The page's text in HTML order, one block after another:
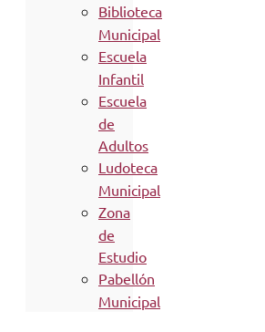
Biblioteca
Municipal
Escuela
Infantil
Escuela
de
Adultos
Ludoteca
Municipal
Zona
de
Estudio
Pabellón
Municipal